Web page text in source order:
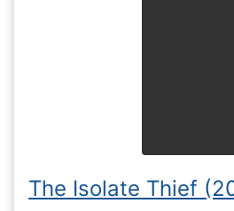
The Isolate Thief